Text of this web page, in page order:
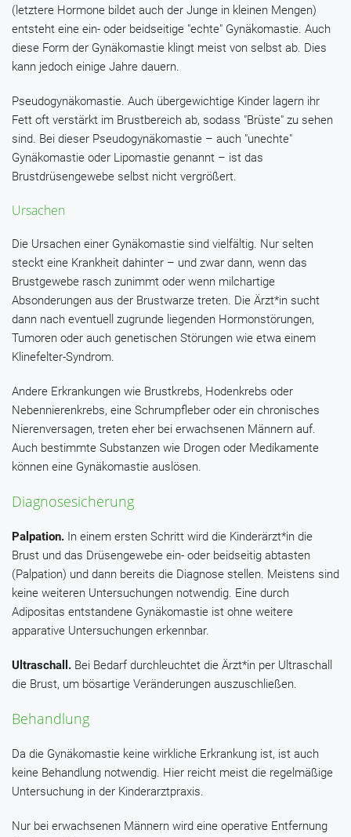
(letztere Hormone bildet auch der Junge in kleinen Mengen)
entsteht eine ein- oder beidseitige "echte" Gynäkomastie. Auch
diese Form der Gynäkomastie klingt meist von selbst ab. Dies
kann jedoch einige Jahre dauern.
Pseudogynäkomastie. Auch übergewichtige Kinder lagern ihr
Fett oft verstärkt im Brustbereich ab, sodass "Brüste" zu sehen
sind. Bei dieser Pseudogynäkomastie – auch "unechte"
Gynäkomastie oder Lipomastie genannt – ist das
Brustdrüsengewebe selbst nicht vergrößert.
Ursachen
Die Ursachen einer Gynäkomastie sind vielfältig. Nur selten
steckt eine Krankheit dahinter – und zwar dann, wenn das
Brustgewebe rasch zunimmt oder wenn milchartige
Absonderungen aus der Brustwarze treten. Die Ärzt*in sucht
dann nach eventuell zugrunde liegenden Hormonstörungen,
Tumoren oder auch genetischen Störungen wie etwa einem
Klinefelter-Syndrom.
Andere Erkrankungen wie Brustkrebs, Hodenkrebs oder
Nebennierenkrebs, eine Schrumpfleber oder ein chronisches
Nierenversagen, treten eher bei erwachsenen Männern auf.
Auch bestimmte Substanzen wie Drogen oder Medikamente
können eine Gynäkomastie auslösen.
Diagnosesicherung
Palpation. In einem ersten Schritt wird die Kinderärzt*in die
Brust und das Drüsengewebe ein- oder beidseitig abtasten
(Palpation) und dann bereits die Diagnose stellen. Meistens sind
keine weiteren Untersuchungen notwendig. Eine durch
Adipositas entstandene Gynäkomastie ist ohne weitere
apparative Untersuchungen erkennbar.
Ultraschall. Bei Bedarf durchleuchtet die Ärzt*in per Ultraschall
die Brust, um bösartige Veränderungen auszuschließen.
Behandlung
Da die Gynäkomastie keine wirkliche Erkrankung ist, ist auch
keine Behandlung notwendig. Hier reicht meist die regelmäßige
Untersuchung in der Kinderarztpraxis.
Nur bei erwachsenen Männern wird eine operative Entfernung